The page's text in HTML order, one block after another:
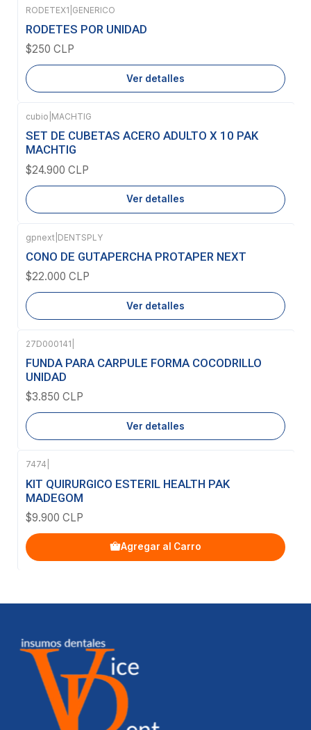
Agotado
RODETEX1 GENERICO
RODETES POR UNIDAD
$250 CLP
Ver detalles
Agotado
cubio MACHTIG
SET DE CUBETAS ACERO ADULTO X 10 PAK
MACHTIG
$24.900 CLP
Ver detalles
Agotado
gpnext DENTSPLY
CONO DE GUTAPERCHA PROTAPER NEXT
$22.000 CLP
Ver detalles
Agotado
27D000141
FUNDA PARA CARPULE FORMA COCODRILLO
UNIDAD
$3.850 CLP
Ver detalles
7474
KIT QUIRURGICO ESTERIL HEALTH PAK
MADEGOM
$9.900 CLP
Agregar al Carro